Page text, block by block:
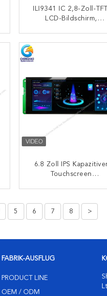
ILI9341 IC 2,8-Zoll-
LCD-Bildschirm,
KONTAKT
6.8 Zoll IPS
Touchscreen
5 6 7 8 >
FABRIK-AUSFLUG
PRODUCT LINE
OEM / ODM